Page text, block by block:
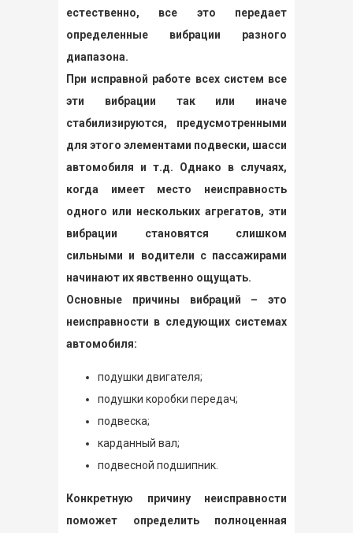
естественно, все это передает
определенные вибрации разного
диапазона.
При исправной работе всех систем все
эти вибрации так или иначе
стабилизируются, предусмотренными
для этого элементами подвески, шасси
автомобиля и т.д. Однако в случаях,
когда имеет место неисправность
одного или нескольких агрегатов, эти
вибрации становятся слишком
сильными и водители с пассажирами
начинают их явственно ощущать.
Основные причины вибраций – это
неисправности в следующих системах
автомобиля:
подушки двигателя;
подушки коробки передач;
подвеска;
карданный вал;
подвесной подшипник.
Конкретную причину неисправности
поможет определить полноценная